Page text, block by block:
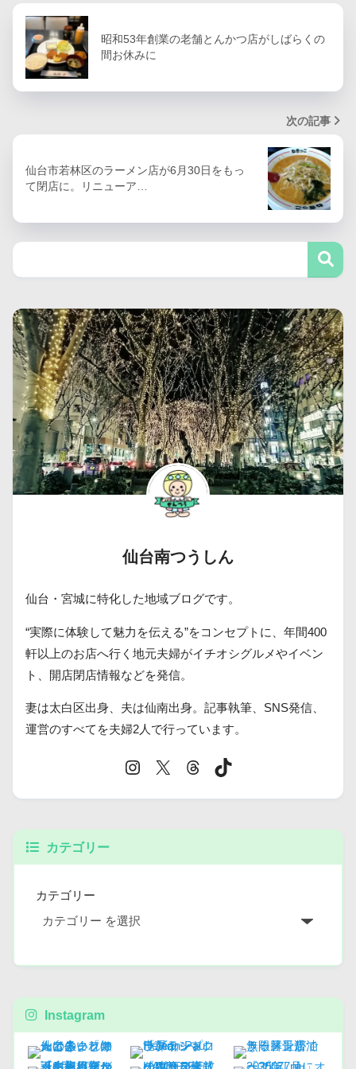
昭和53年創業の老舗とんかつ店がしばらくの
間お休みに
次の記事
仙台市若林区のラーメン店が6月30日をもっ
て閉店に。リニューア…
仙台南つうしん
仙台・宮城に特化した地域ブログです。
“実際に体験して魅力を伝える”をコンセプトに、年間400
軒以上のお店へ行く地元夫婦がイチオシグルメやイベン
ト、開店閉店情報などを発信。
妻は太白区出身、夫は仙南出身。記事執筆、SNS発信、
運営のすべてを夫婦2人で行っています。
カテゴリー
カテゴリー
Instagram